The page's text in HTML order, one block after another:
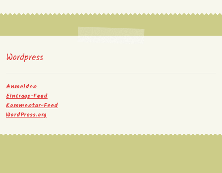
Wordpress
Anmelden
Eintrags-Feed
Kommentar-Feed
WordPress.org